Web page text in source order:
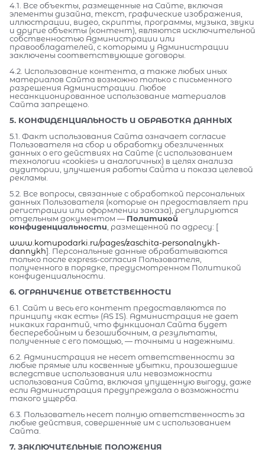
4.1. Все объекты, размещенные на Сайте, включая
элементы дизайна, текст, графические изображения,
иллюстрации, видео, скрипты, программы, музыка, звуки
и другие объекты (контент), являются исключительной
собственностью Администрации или
правообладателей, с которыми у Администрации
заключены соответствующие договоры.
4.2. Использование контента, а также любых иных
материалов Сайта возможно только с письменного
разрешения Администрации. Любое
несанкционированное использование материалов
Сайта запрещено.
5. КОНФИДЕНЦИАЛЬНОСТЬ И ОБРАБОТКА ДАННЫХ
5.1. Факт использования Сайта означает согласие
Пользователя на сбор и обработку обезличенных
данных о его действиях на Сайте (с использованием
технологии «cookies» и аналогичных) в целях анализа
аудитории, улучшения работы Сайта и показа целевой
рекламы.
5.2. Все вопросы, связанные с обработкой персональных
данных Пользователя (которые он предоставляет при
регистрации или оформлении заказа), регулируются
отдельным документом — Политикой
конфиденциальности, размещенной по адресу: [
www.komupodarki.ru/pages/zaschita-personalnykh-
dannykh]. Персональные данные обрабатываются
только после express-согласия Пользователя,
полученного в порядке, предусмотренном Политикой
конфиденциальности.
6. ОГРАНИЧЕНИЕ ОТВЕТСТВЕННОСТИ
6.1. Сайт и весь его контент предоставляются по
принципу «как есть» (AS IS). Администрация не дает
никаких гарантий, что функционал Сайта будет
бесперебойным и безошибочным, а результаты,
полученные с его помощью, — точными и надежными.
6.2. Администрация не несет ответственности за
любые прямые или косвенные убытки, произошедшие
вследствие использования или невозможности
использования Сайта, включая упущенную выгоду, даже
если Администрация предупреждала о возможности
такого ущерба.
6.3. Пользователь несет полную ответственность за
любые действия, совершенные им с использованием
Сайта.
7. ЗАКЛЮЧИТЕЛЬНЫЕ ПОЛОЖЕНИЯ